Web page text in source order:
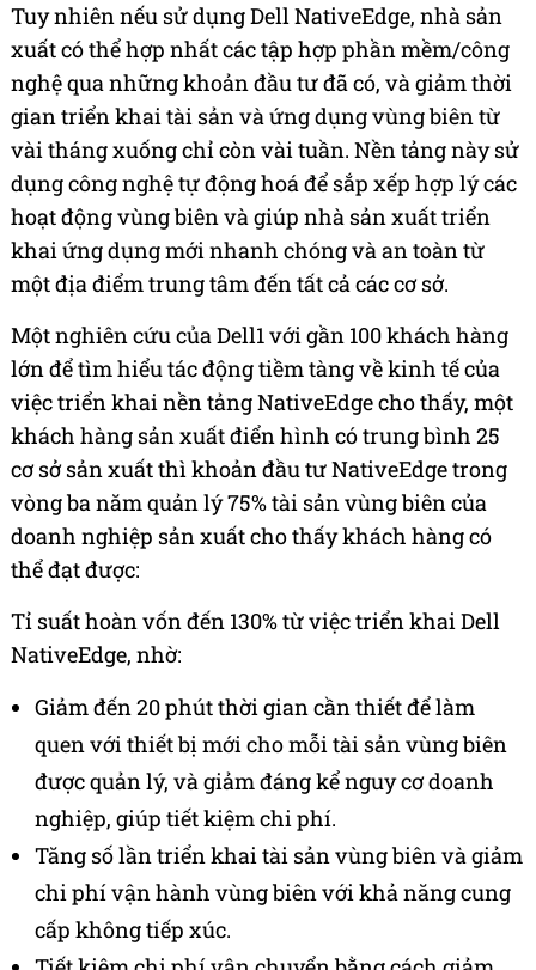
Tuy nhiên nếu sử dụng Dell NativeEdge, nhà sản
xuất có thể hợp nhất các tập hợp phần mềm/công
nghệ qua những khoản đầu tư đã có, và giảm thời
gian triển khai tài sản và ứng dụng vùng biên từ
vài tháng xuống chỉ còn vài tuần. Nền tảng này sử
dụng công nghệ tự động hoá để sắp xếp hợp lý các
hoạt động vùng biên và giúp nhà sản xuất triển
khai ứng dụng mới nhanh chóng và an toàn từ
một địa điểm trung tâm đến tất cả các cơ sở.
Một nghiên cứu của Dell1 với gần 100 khách hàng
lớn để tìm hiểu tác động tiềm tàng về kinh tế của
việc triển khai nền tảng NativeEdge cho thấy, một
khách hàng sản xuất điển hình có trung bình 25
cơ sở sản xuất thì khoản đầu tư NativeEdge trong
vòng ba năm quản lý 75% tài sản vùng biên của
doanh nghiệp sản xuất cho thấy khách hàng có
thể đạt được:
Tỉ suất hoàn vốn đến 130% từ việc triển khai Dell
NativeEdge, nhờ:
Giảm đến 20 phút thời gian cần thiết để làm
quen với thiết bị mới cho mỗi tài sản vùng biên
được quản lý, và giảm đáng kể nguy cơ doanh
nghiệp, giúp tiết kiệm chi phí.
Tăng số lần triển khai tài sản vùng biên và giảm
chi phí vận hành vùng biên với khả năng cung
cấp không tiếp xúc.